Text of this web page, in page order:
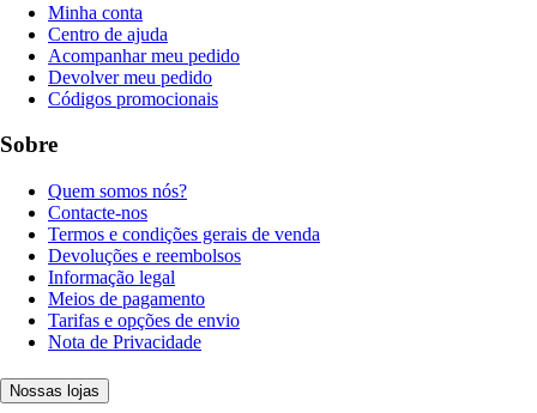
Minha conta
Centro de ajuda
Acompanhar meu pedido
Devolver meu pedido
Códigos promocionais
Sobre
Quem somos nós?
Contacte-nos
Termos e condições gerais de venda
Devoluções e reembolsos
Informação legal
Meios de pagamento
Tarifas e opções de envio
Nota de Privacidade
Nossas lojas